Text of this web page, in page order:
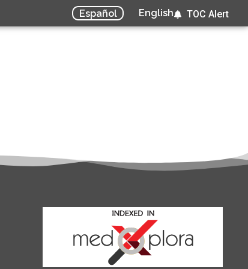
Español English TOC Alert